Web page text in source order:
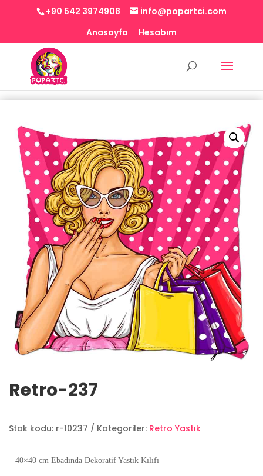
+90 542 3974908
info@popartci.com
Anasayfa
Hesabım
Retro-237
Stok kodu: r-10237 Kategoriler: Retro Yastık
– 40×40 cm Ebadında Dekoratif Yastık Kılıfı